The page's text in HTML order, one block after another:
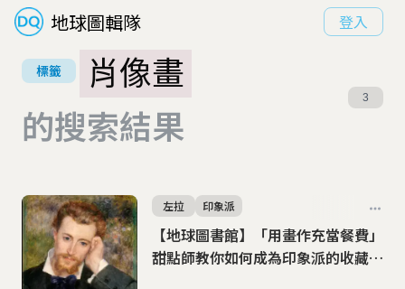
地球圖輯隊 登入
標籤
肖像畫
的搜索結果
3
【地球圖書館】「用畫作充當餐費」
甜點師教你如何成為印象派的收藏大
左拉 印象派